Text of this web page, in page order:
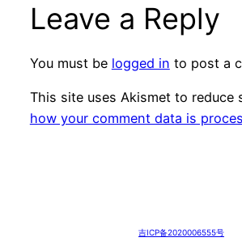
Leave a Reply
You must be logged in to post a
This site uses Akismet to reduce
how your comment data is
吉ICP备2020006555号